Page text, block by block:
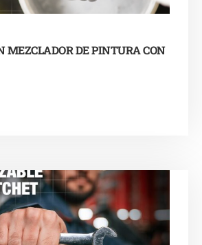
MEZCLADOR DE PINTURA CON